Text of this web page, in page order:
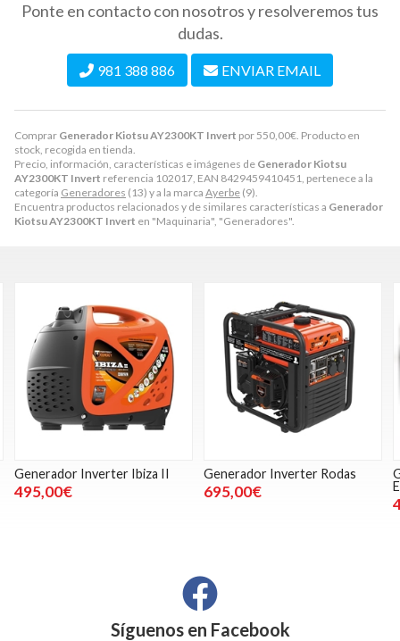
Comprar Generador Kiotsu AY2300KT Invert por 550,00€. Producto en
stock, recogida en tienda.
Precio, información, características e imágenes de Generador Kiotsu
AY2300KT Invert referencia 102017, EAN 8429459410451, pertenece a la
categoría Generadores (13) y a la marca Ayerbe (9).
Encuentra productos relacionados y de similares características a Generador
Kiotsu AY2300KT Invert en "Maquinaria", "Generadores".
Ponte en contacto con nosotros y resolveremos tus
dudas.
981 388 886 ENVIAR EMAIL
Generador Inverter Ibiza II
495,00€
Generador Inverter Rodas
695,00€
Síguenos en Facebook